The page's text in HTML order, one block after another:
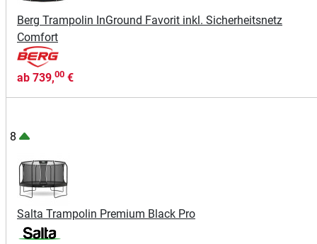
Berg Trampolin InGround Favorit inkl. Sicherheitsnetz
Comfort
ab 739,00 €
8
Salta Trampolin Premium Black Pro